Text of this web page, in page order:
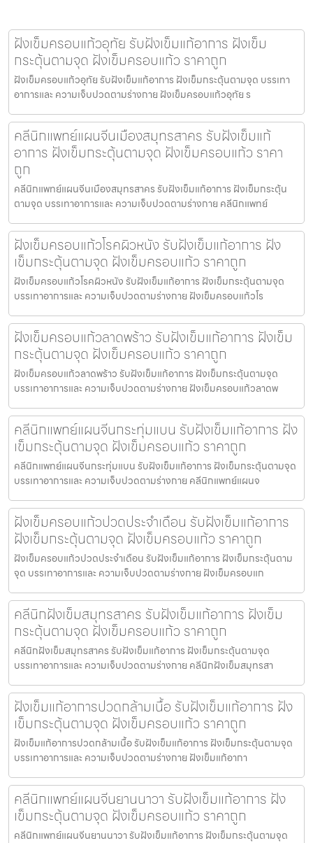
ฝังเข็มครอบแก้วอุทัย รับฝังเข็มแก้อาการ ฝังเข็ม
กระตุ้นตามจุด ฝังเข็มครอบแก้ว ราคาถูก
ฝังเข็มครอบแก้วอุทัย รับฝังเข็มแก้อาการ ฝังเข็มกระตุ้นตามจุด บรรเทา
อาการและ ความเจ็บปวดตามร่างกาย ฝังเข็มครอบแก้วอุทัย ร
คลีนิกแพทย์แผนจีนเมืองสมุทรสาคร รับฝังเข็มแก้
อาการ ฝังเข็มกระตุ้นตามจุด ฝังเข็มครอบแก้ว ราคา
ถูก
คลีนิกแพทย์แผนจีนเมืองสมุทรสาคร รับฝังเข็มแก้อาการ ฝังเข็มกระตุ้น
ตามจุด บรรเทาอาการและ ความเจ็บปวดตามร่างกาย คลีนิกแพทย์
ฝังเข็มครอบแก้วโรคผิวหนัง รับฝังเข็มแก้อาการ ฝัง
เข็มกระตุ้นตามจุด ฝังเข็มครอบแก้ว ราคาถูก
ฝังเข็มครอบแก้วโรคผิวหนัง รับฝังเข็มแก้อาการ ฝังเข็มกระตุ้นตามจุด
บรรเทาอาการและ ความเจ็บปวดตามร่างกาย ฝังเข็มครอบแก้วโร
ฝังเข็มครอบแก้วลาดพร้าว รับฝังเข็มแก้อาการ ฝังเข็ม
กระตุ้นตามจุด ฝังเข็มครอบแก้ว ราคาถูก
ฝังเข็มครอบแก้วลาดพร้าว รับฝังเข็มแก้อาการ ฝังเข็มกระตุ้นตามจุด
บรรเทาอาการและ ความเจ็บปวดตามร่างกาย ฝังเข็มครอบแก้วลาดพ
คลีนิกแพทย์แผนจีนกระทุ่มแบน รับฝังเข็มแก้อาการ ฝัง
เข็มกระตุ้นตามจุด ฝังเข็มครอบแก้ว ราคาถูก
คลีนิกแพทย์แผนจีนกระทุ่มแบน รับฝังเข็มแก้อาการ ฝังเข็มกระตุ้นตามจุด
บรรเทาอาการและ ความเจ็บปวดตามร่างกาย คลีนิกแพทย์แผนจ
ฝังเข็มครอบแก้วปวดประจําเดือน รับฝังเข็มแก้อาการ
ฝังเข็มกระตุ้นตามจุด ฝังเข็มครอบแก้ว ราคาถูก
ฝังเข็มครอบแก้วปวดประจําเดือน รับฝังเข็มแก้อาการ ฝังเข็มกระตุ้นตาม
จุด บรรเทาอาการและ ความเจ็บปวดตามร่างกาย ฝังเข็มครอบแก
คลีนิกฝังเข็มสมุทรสาคร รับฝังเข็มแก้อาการ ฝังเข็ม
กระตุ้นตามจุด ฝังเข็มครอบแก้ว ราคาถูก
คลีนิกฝังเข็มสมุทรสาคร รับฝังเข็มแก้อาการ ฝังเข็มกระตุ้นตามจุด
บรรเทาอาการและ ความเจ็บปวดตามร่างกาย คลีนิกฝังเข็มสมุทรสา
ฝังเข็มแก้อาการปวดกล้ามเนื้อ รับฝังเข็มแก้อาการ ฝัง
เข็มกระตุ้นตามจุด ฝังเข็มครอบแก้ว ราคาถูก
ฝังเข็มแก้อาการปวดกล้ามเนื้อ รับฝังเข็มแก้อาการ ฝังเข็มกระตุ้นตามจุด
บรรเทาอาการและ ความเจ็บปวดตามร่างกาย ฝังเข็มแก้อากา
คลีนิกแพทย์แผนจีนยานนาวา รับฝังเข็มแก้อาการ ฝัง
เข็มกระตุ้นตามจุด ฝังเข็มครอบแก้ว ราคาถูก
คลีนิกแพทย์แผนจีนยานนาวา รับฝังเข็มแก้อาการ ฝังเข็มกระตุ้นตามจุด